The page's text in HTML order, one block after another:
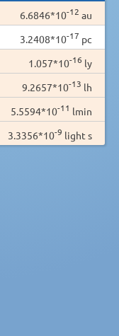
6.6846*10-12 au
3.2408*10-17 pc
1.057*10-16 ly
9.2657*10-13 lh
5.5594*10-11 lmin
3.3356*10-9 light s